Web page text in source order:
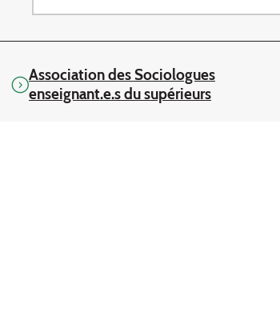
Association des Sociologues
enseignant.e.s du supérieurs